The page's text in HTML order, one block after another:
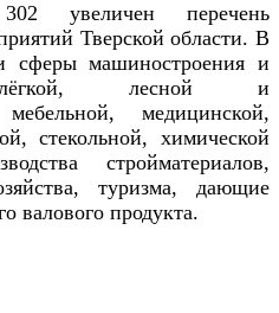
увеличен перечень
Тверской области. В
сферы машиностроения и
лёгкой, лесной и
мебельной, медицинской,
стекольной, химической
стройматериалов,
туризма, дающие
валового продукта.